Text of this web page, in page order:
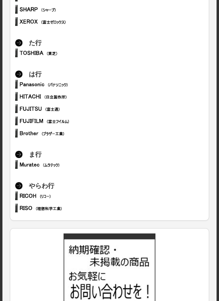
た行
は行
ま行
やらわ行